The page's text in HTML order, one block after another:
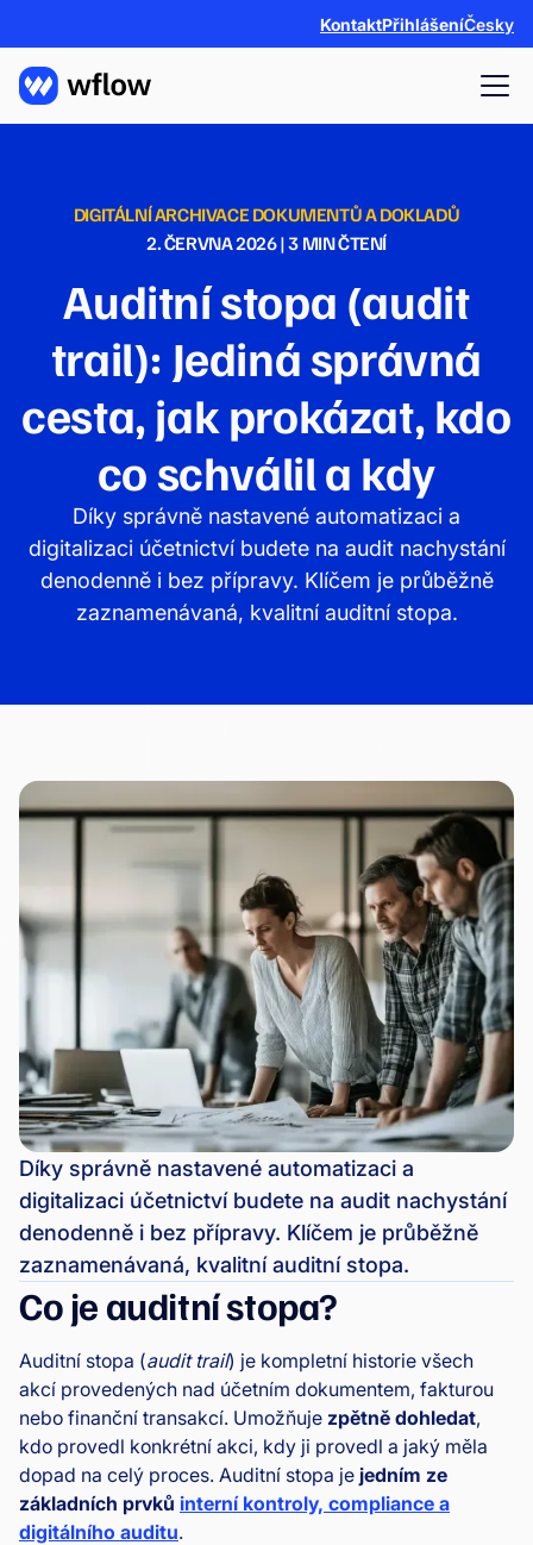
KontaktPřihlášeníČesky
DIGITÁLNÍ ARCHIVACE DOKUMENTŮ A DOKLADŮ
2. ČERVNA 2026|3MIN ČTENÍ
Auditní stopa (audit
trail): Jediná správná
cesta, jak prokázat, kdo
co schválil a kdy
Díky správně nastavené automatizaci a
digitalizaci účetnictví budete na audit nachystání
denodenně i bez přípravy. Klíčem je průběžně
zaznamenávaná, kvalitní auditní stopa.
Díky správně nastavené automatizaci a
digitalizaci účetnictví budete na audit nachystání
denodenně i bez přípravy. Klíčem je průběžně
zaznamenávaná, kvalitní auditní stopa.
Co je auditní stopa?
Auditní stopa (audit trail) je kompletní historie všech
akcí provedených nad účetním dokumentem, fakturou
nebo finanční transakcí. Umožňuje zpětně dohledat,
kdo provedl konkrétní akci, kdy ji provedl a jaký měla
dopad na celý proces. Auditní stopa je jedním ze
základních prvků interní kontroly, compliance a
digitálního auditu.